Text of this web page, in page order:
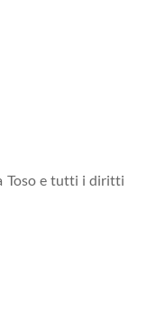
Toso e tutti i diritti